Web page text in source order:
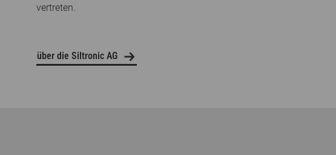
vertreten.
über die Siltronic AG